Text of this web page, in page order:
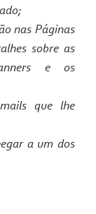
nas Páginas
sobre as
e os
que lhe
a um dos